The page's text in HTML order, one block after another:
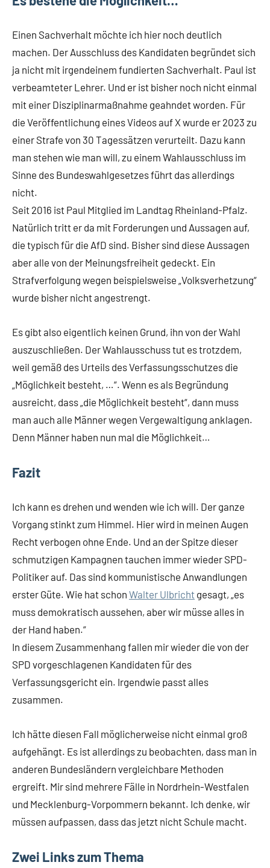
Einen Sachverhalt möchte ich hier noch deutlich
machen. Der Ausschluss des Kandidaten begründet sich
ja nicht mit irgendeinem fundierten Sachverhalt. Paul ist
verbeamteter Lehrer. Und er ist bisher noch nicht einmal
mit einer Disziplinarmaßnahme geahndet worden. Für
die Veröffentlichung eines Videos auf X wurde er 2023 zu
einer Strafe von 30 Tagessätzen verurteilt. Dazu kann
man stehen wie man will, zu einem Wahlausschluss im
Sinne des Bundeswahlgesetzes führt das allerdings
nicht.
Seit 2016 ist Paul Mitglied im Landtag Rheinland-Pfalz.
Natürlich tritt er da mit Forderungen und Aussagen auf,
die typisch für die AfD sind. Bisher sind diese Aussagen
aber alle von der Meinungsfreiheit gedeckt. Ein
Strafverfolgung wegen beispielsweise „Volksverhetzung“
wurde bisher nicht angestrengt.
Es gibt also eigentlich keinen Grund, ihn von der Wahl
auszuschließen. Der Wahlausschuss tut es trotzdem,
weil gemäß des Urteils des Verfassungsschutzes die
„Möglichkeit besteht, …“. Wenn es als Begründung
ausreicht, dass „die Möglichkeit besteht“, dann muss
man auch alle Männer wegen Vergewaltigung anklagen.
Denn Männer haben nun mal die Möglichkeit…
Fazit
Ich kann es drehen und wenden wie ich will. Der ganze
Vorgang stinkt zum Himmel. Hier wird in meinen Augen
Recht verbogen ohne Ende. Und an der Spitze dieser
schmutzigen Kampagnen tauchen immer wieder SPD-
Politiker auf. Das sind kommunistische Anwandlungen
erster Güte. Wie hat schon Walter Ulbricht gesagt, „es
muss demokratisch aussehen, aber wir müsse alles in
der Hand haben.“
In diesem Zusammenhang fallen mir wieder die von der
SPD vorgeschlagenen Kandidaten für des
Verfassungsgericht ein. Irgendwie passt alles
zusammen.
Ich hätte diesen Fall möglicherweise nicht einmal groß
aufgehängt. Es ist allerdings zu beobachten, dass man in
anderen Bundesländern vergleichbare Methoden
ergreift. Mir sind mehrere Fälle in Nordrhein-Westfalen
und Mecklenburg-Vorpommern bekannt. Ich denke, wir
müssen aufpassen, dass das jetzt nicht Schule macht.
Zwei Links zum Thema